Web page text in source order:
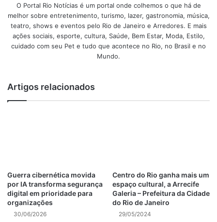
palestrante, educador financeiro e conselheiro do Procon
Carioca. As vagas são limitadas e os interessados deverão
realizar a inscrição por estelink.
A diretora-executiva do Procon Carioca, Renata Ruback,
de Educação Financeira, promovida pelo Fórum Brasileiro
a Proteção Financeira, um dos
principais focos de atuação do
Procon Carioca. O endividamento
O Portal Rio Notícias é um portal onde colhemos o que há de
melhor sobre entretenimento, turismo, lazer, gastronomia, música,
teatro, shows e eventos pelo Rio de Janeiro e Arredores. E mais
ações sociais, esporte, cultura, Saúde, Bem Estar, Moda, Estilo,
cuidado com seu Pet e tudo que acontece no Rio, no Brasil e no
Mundo.
Artigos relacionados
Guerra cibernética movida
por IA transforma segurança
digital em prioridade para
organizações
30/06/2026
Centro do Rio ganha mais um
espaço cultural, a Arrecife
Galeria – Prefeitura da Cidade
do Rio de Janeiro
29/05/2024